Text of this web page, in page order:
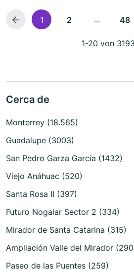
1 2 ... 48
1-20 von
Cerca de
Monterrey (18.565)
Guadalupe (3003)
San Pedro Garza García (1432)
Viejo Anáhuac (520)
Santa Rosa II (397)
Futuro Nogalar Sector 2 (334)
Mirador de Santa Catarina (315)
Ampliación Valle del Mirador
Paseo de las Puentes (259)